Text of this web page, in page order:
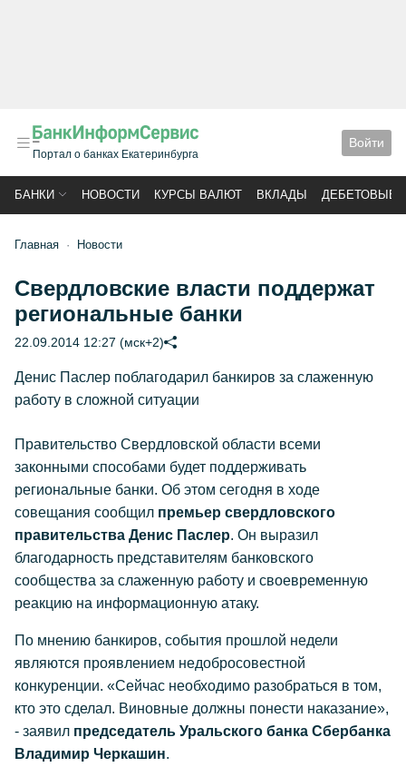
Портал о банках Екатеринбурга
Войти
БАНКИ НОВОСТИ КУРСЫ ВАЛЮТ ВКЛАДЫ ДЕБЕТОВЫЕ
Главная Новости
Свердловские власти поддержат
региональные банки
22.09.2014 12:27 (мск+2)
Денис Паслер поблагодарил банкиров за слаженную
работу в сложной ситуации
Правительство Свердловской области всеми
законными способами будет поддерживать
региональные банки. Об этом сегодня в ходе
совещания сообщил премьер свердловского
правительства Денис Паслер. Он выразил
благодарность представителям банковского
сообщества за слаженную работу и своевременную
реакцию на информационную атаку.
По мнению банкиров, события прошлой недели
являются проявлением недобросовестной
конкуренции. «Сейчас необходимо разобраться в том,
кто это сделал. Виновные должны понести наказание»,
- заявил председатель Уральского банка Сбербанка
Владимир Черкашин.